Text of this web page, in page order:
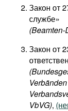
Закон от
службе»
Закон от
VbVG),